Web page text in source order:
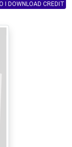
I DOWNLOAD CREDIT